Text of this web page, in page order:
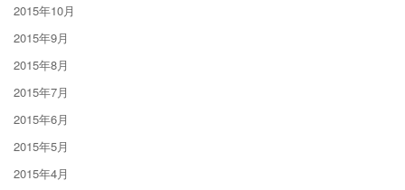
2015年10月
2015年9月
2015年8月
2015年7月
2015年6月
2015年5月
2015年4月